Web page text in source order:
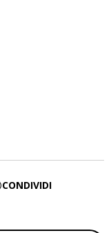
CONDIVIDI